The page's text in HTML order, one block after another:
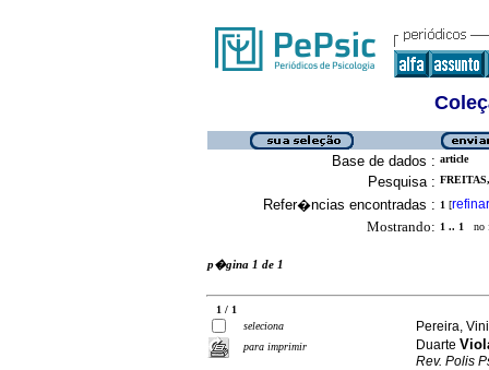
Base de dados : article
Pesquisa :
Refer�ncias encontradas : 1 [refinar
Mostrando: 1 .. 1 no
p�gina 1 de 1
1 / 1
seleciona
para imprimir
Pereira,
Duarte
Rev. Polis